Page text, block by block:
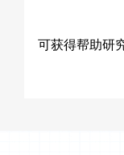
可获得帮助研